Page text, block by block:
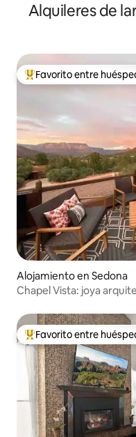
Alquileres de
Favorito entre los
Favorito entre
Alojamiento en Sedona
Chapel Vista: joya
Favorito entre los
Favorito entre